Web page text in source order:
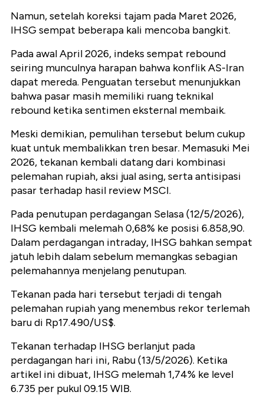
Namun, setelah koreksi tajam pada Maret 2026,
IHSG sempat beberapa kali mencoba bangkit.
Pada awal April 2026, indeks sempat rebound
seiring munculnya harapan bahwa konflik AS-Iran
dapat mereda. Penguatan tersebut menunjukkan
bahwa pasar masih memiliki ruang teknikal
rebound ketika sentimen eksternal membaik.
Meski demikian, pemulihan tersebut belum cukup
kuat untuk membalikkan tren besar. Memasuki Mei
2026, tekanan kembali datang dari kombinasi
pelemahan rupiah, aksi jual asing, serta antisipasi
pasar terhadap hasil review MSCI.
Pada penutupan perdagangan Selasa (12/5/2026),
IHSG kembali melemah 0,68% ke posisi 6.858,90.
Dalam perdagangan intraday, IHSG bahkan sempat
jatuh lebih dalam sebelum memangkas sebagian
pelemahannya menjelang penutupan.
Tekanan pada hari tersebut terjadi di tengah
pelemahan rupiah yang menembus rekor terlemah
baru di Rp17.490/US$.
Tekanan terhadap IHSG berlanjut pada
perdagangan hari ini, Rabu (13/5/2026). Ketika
artikel ini dibuat, IHSG melemah 1,74% ke level
6.735 per pukul 09.15 WIB.